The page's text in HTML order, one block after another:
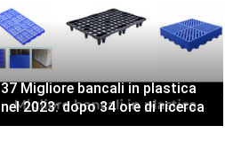
37 Migliore bancali in plastica
nel 2023: dopo 34 ore di ricerca